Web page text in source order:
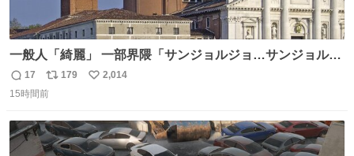
一般人「綺麗」 一部界隈「サンジョルジョ…サンジョルジ
ョマ…ジョルノジョバァーナ！！』
返
信
17
リ
ポ
ト
数
179
い
数
2,014
15時間前